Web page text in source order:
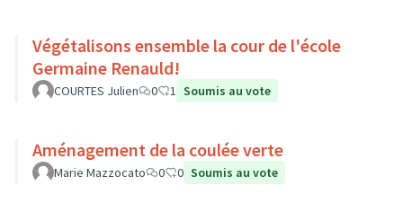
Végétalisons ensemble la cour de l'école
Germaine Renauld!
COURTES Julien 0 1 Soumis au vote
Aménagement de la coulée verte
Marie Mazzocato 0 0 Soumis au vote